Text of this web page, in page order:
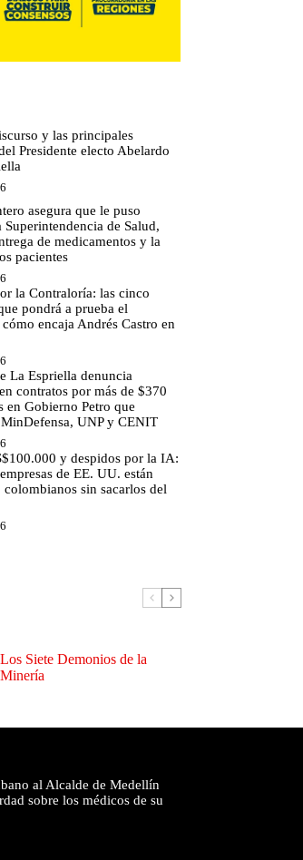
y las principales
Presidente electo Abelardo
asegura que le puso
Superintendencia de Salud,
de medicamentos y la
pacientes
la Contraloría: las cinco
pondrá a prueba el
encaja Andrés Castro en
La Espriella denuncia
contratos por más de $370
en Gobierno Petro que
UNP y CENIT
y despidos por la IA:
de EE. UU. están
colombianos sin sacarlos del
Los Siete Demonios de la
Minería
al Alcalde de Medellín
sobre los médicos de su